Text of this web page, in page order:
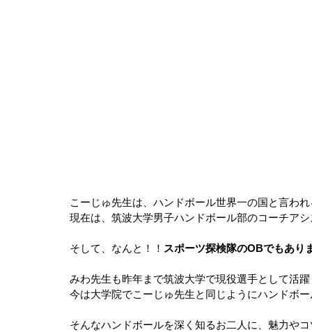
こーじゅ先生は、ハンドボール世界一の国と言わ
現在は、筑波大学男子ハンドボール部のコーチア
そして、なんと！！ スポーツ探検隊のOBでもあり
みわ先生も昨年まで筑波大学で現役選手として活
今は大学院でこーじゅ先生と同じようにハンドボ
そんなハンドボールを深く知るお二人に、魅力や